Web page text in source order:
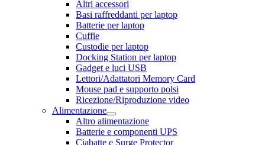
Altri accessori
Basi raffreddanti per laptop
Batterie per laptop
Cuffie
Custodie per laptop
Docking Station per laptop
Gadget e luci USB
Lettori/Adattatori Memory Card
Mouse pad e supporto polsi
Ricezione/Riproduzione video
Alimentazione
Altro alimentazione
Batterie e componenti UPS
Ciabatte e Surge Protector